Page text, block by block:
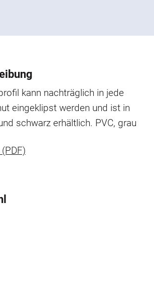
kann nachträglich in jede
eingeklipst werden und ist in
schwarz erhältlich. PVC, grau